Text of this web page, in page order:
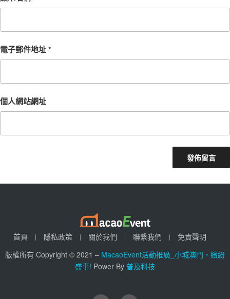
電子郵件地址*
個人網站網址
首頁 隱私政策 關於我們 聯繫我們
免責聲明
版權所有 Copyright © 2021 – MacaoEvent活動推廣_小城澳門，繽紛
盛事! Power By 普及科技